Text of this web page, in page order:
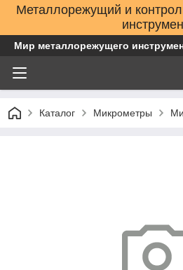
Металлорежущий и
Мир металлорежущего
Каталог Микрометры